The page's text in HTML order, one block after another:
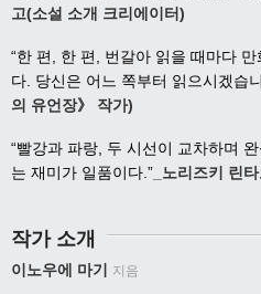
고(소설 소개 크리에이터)
“한 편, 한 편, 번갈아 읽을 때마다
다. 당신은 어느 쪽부터 읽으시겠습
의 유언장》 작가)
“빨강과 파랑, 두 시선이 교차하며
는 재미가 일품이다.” _노리즈키 린
작가 소개
이노우에 마기 지음